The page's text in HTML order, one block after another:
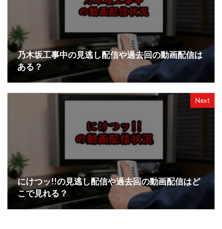
乃木坂工事中の見逃し配信や過去回の動画配信は
ある？
Next
にけつッ!!の見逃し配信や過去回の動画配信はど
こで見れる？